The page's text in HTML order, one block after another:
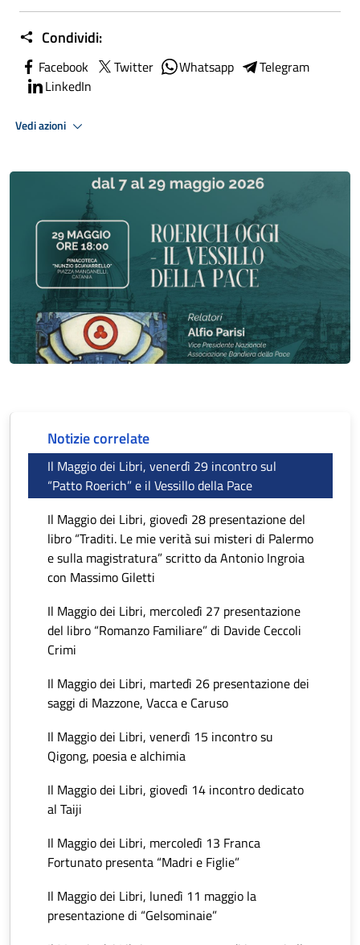
Condividi:
Facebook Twitter Whatsapp
Telegram
LinkedIn
Vedi azioni
Notizie correlate
Il Maggio dei Libri, venerdì 29 incontro sul
“Patto Roerich” e il Vessillo della Pace
Il Maggio dei Libri, giovedì 28 presentazione del
libro “Traditi. Le mie verità sui misteri di Palermo
e sulla magistratura” scritto da Antonio Ingroia
con Massimo Giletti
Il Maggio dei Libri, mercoledì 27 presentazione
del libro “Romanzo Familiare” di Davide Ceccoli
Crimi
Il Maggio dei Libri, martedì 26 presentazione dei
saggi di Mazzone, Vacca e Caruso
Il Maggio dei Libri, venerdì 15 incontro su
Qigong, poesia e alchimia
Il Maggio dei Libri, giovedì 14 incontro dedicato
al Taiji
Il Maggio dei Libri, mercoledì 13 Franca
Fortunato presenta “Madri e Figlie”
Il Maggio dei Libri, lunedì 11 maggio la
presentazione di “Gelsominaie”